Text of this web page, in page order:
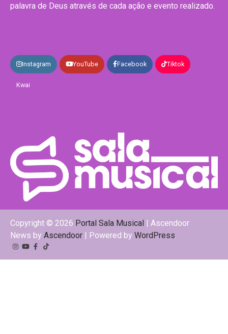
palavra de Deus através de cada ação e evento realizado.
Instagram YouTube Facebook Tiktok
Kwai
Copyright © 2026 Portal Sala Musical
| Ascendoor
News by Ascendoor | Powered by WordPress.
Instagram
YouTube
Facebook
Tiktok